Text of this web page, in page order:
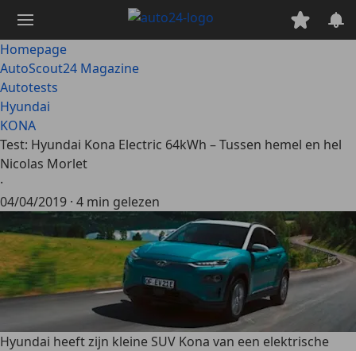
naar
hoofdinhoud
Homepage
AutoScout24 Magazine
Autotests
Hyundai
KONA
Test: Hyundai Kona Electric 64kWh – Tussen hemel en hel
Nicolas Morlet
·
04/04/2019 · 4 min gelezen
Hyundai heeft zijn kleine SUV Kona van een elektrische